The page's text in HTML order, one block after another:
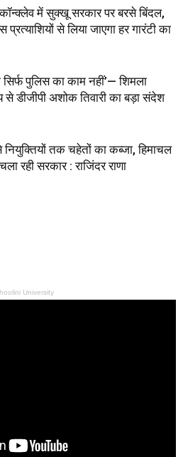
में सुक्खू सरकार पर बरसे बिंदल,
से लिया जाएगा हर गारंटी का
सिर्फ पुलिस का काम नहीं’— शिमला
से डीजीपी अशोक तिवारी का बड़ा संदेश
तक चहेतों का कब्जा, हिमाचल
रही सरकार : राजिंदर राणा
University